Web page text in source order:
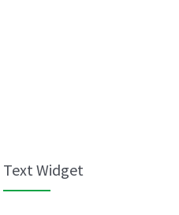
Text Widget